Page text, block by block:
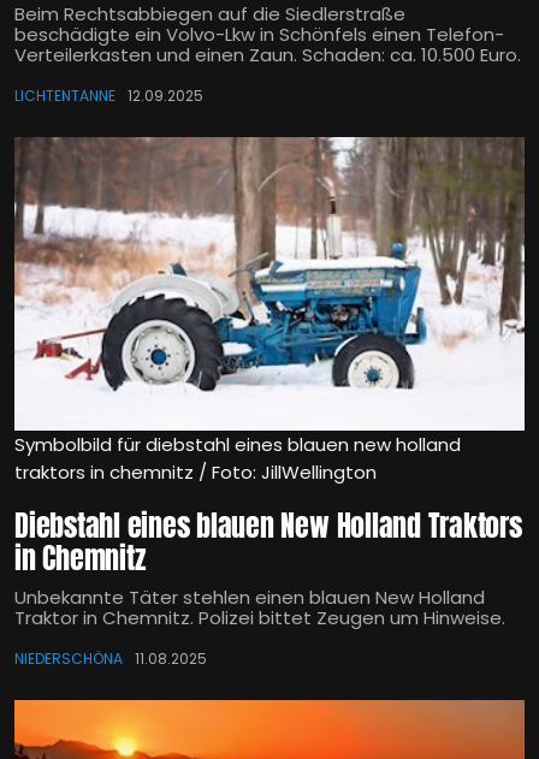
Beim Rechtsabbiegen auf die Siedlerstraße
beschädigte ein Volvo-Lkw in Schönfels einen Telefon-
Verteilerkasten und einen Zaun. Schaden: ca. 10.500 Euro.
LICHTENTANNE 12.09.2025
Symbolbild für diebstahl eines blauen new holland
traktors in chemnitz / Foto: JillWellington
Diebstahl eines blauen New Holland Traktors
in Chemnitz
Unbekannte Täter stehlen einen blauen New Holland
Traktor in Chemnitz. Polizei bittet Zeugen um Hinweise.
NIEDERSCHÖNA 11.08.2025